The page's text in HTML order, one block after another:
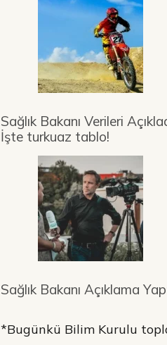
Sağlık Bakanı Verileri
İşte turkuaz tablo!
Sağlık Bakanı Açıklama
*Bugünkü Bilim Kurulu